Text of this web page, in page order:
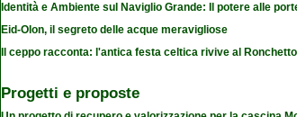
Identità e Ambiente sul Naviglio Grande: Il potere alle
Eid-Olon, il segreto delle acque meravigliose
Il ceppo racconta: l'antica festa celtica rivive al Ronchetto
Progetti e proposte